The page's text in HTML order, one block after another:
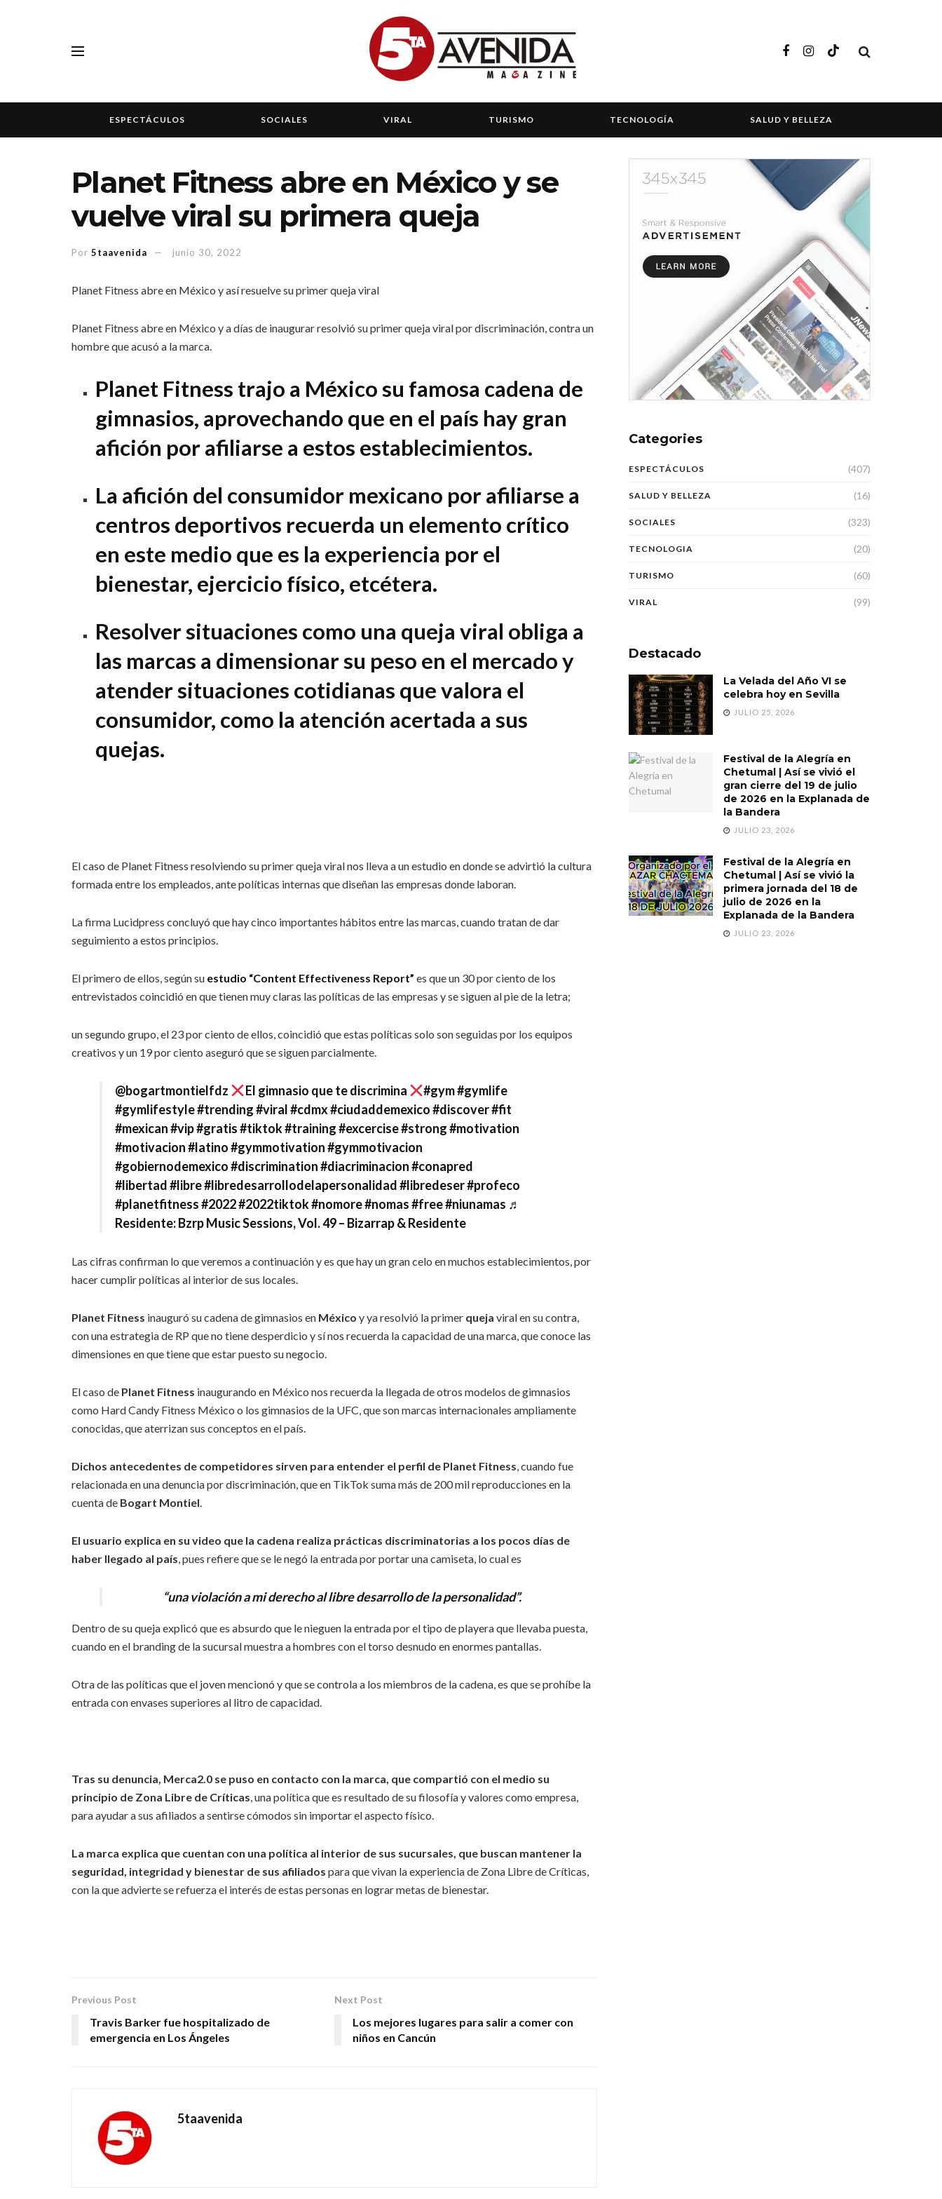
ESPECTÁCULOS SOCIALES VIRAL TURISMO TECNOLOGÍA SALUD Y BELLEZA
Planet Fitness abre en México y se
vuelve viral su primera queja
Por 5taavenida junio 30, 2022
Planet Fitness abre en México y así resuelve su primer queja viral
Planet Fitness abre en México y a días de inaugurar resolvió su primer queja viral por discriminación, contra un
hombre que acusó a la marca.
Planet Fitness trajo a México su famosa cadena de
gimnasios, aprovechando que en el país hay gran
afición por afiliarse a estos establecimientos.
La afición del consumidor mexicano por afiliarse a
centros deportivos recuerda un elemento crítico
en este medio que es la experiencia por el
bienestar, ejercicio físico, etcétera.
Resolver situaciones como una queja viral obliga a
las marcas a dimensionar su peso en el mercado y
atender situaciones cotidianas que valora el
consumidor, como la atención acertada a sus
quejas.
El caso de Planet Fitness resolviendo su primer queja viral nos lleva a un estudio en donde se advirtió la cultura
formada entre los empleados, ante políticas internas que diseñan las empresas donde laboran.
La firma Lucidpress concluyó que hay cinco importantes hábitos entre las marcas, cuando tratan de dar
seguimiento a estos principios.
El primero de ellos, según su estudio “Content Effectiveness Report” es que un 30 por ciento de los
entrevistados coincidió en que tienen muy claras las políticas de las empresas y se siguen al pie de la letra;
un segundo grupo, el 23 por ciento de ellos, coincidió que estas políticas solo son seguidas por los equipos
creativos y un 19 por ciento aseguró que se siguen parcialmente.
@bogartmontielfdz El gimnasio que te discrimina #gym#gymlife
#gymlifestyle#trending#viral#cdmx#ciudaddemexico#discover#fit
#mexican#vip#gratis#tiktok#training#excercise#strong#motivation
#motivacion#latino#gymmotivation#gymmotivacion
#gobiernodemexico#discrimination#diacriminacion#conapred
#libertad#libre#libredesarrollodelapersonalidad#libredeser#profeco
#planetfitness#2022#2022tiktok#nomore#nomas#free#niunamas ♬
Residente: Bzrp Music Sessions, Vol. 49 – Bizarrap & Residente
Las cifras confirman lo que veremos a continuación y es que hay un gran celo en muchos establecimientos, por
hacer cumplir políticas al interior de sus locales.
Planet Fitness inauguró su cadena de gimnasios en México y ya resolvió la primer queja viral en su contra,
con una estrategia de RP que no tiene desperdicio y sí nos recuerda la capacidad de una marca, que conoce las
dimensiones en que tiene que estar puesto su negocio.
El caso de Planet Fitness inaugurando en México nos recuerda la llegada de otros modelos de gimnasios
como Hard Candy Fitness México o los gimnasios de la UFC, que son marcas internacionales ampliamente
conocidas, que aterrizan sus conceptos en el país.
Dichos antecedentes de competidores sirven para entender el perfil de Planet Fitness, cuando fue
relacionada en una denuncia por discriminación, que en TikTok suma más de 200 mil reproducciones en la
cuenta de Bogart Montiel.
El usuario explica en su video que la cadena realiza prácticas discriminatorias a los pocos días de
haber llegado al país, pues refiere que se le negó la entrada por portar una camiseta, lo cual es
“una violación a mi derecho al libre desarrollo de la personalidad”.
Dentro de su queja explicó que es absurdo que le nieguen la entrada por el tipo de playera que llevaba puesta,
cuando en el branding de la sucursal muestra a hombres con el torso desnudo en enormes pantallas.
Otra de las políticas que el joven mencionó y que se controla a los miembros de la cadena, es que se prohíbe la
entrada con envases superiores al litro de capacidad.
Tras su denuncia, Merca2.0 se puso en contacto con la marca, que compartió con el medio su
principio de Zona Libre de Críticas, una política que es resultado de su filosofía y valores como empresa,
para ayudar a sus afiliados a sentirse cómodos sin importar el aspecto físico.
La marca explica que cuentan con una política al interior de sus sucursales, que buscan mantener la
seguridad, integridad y bienestar de sus afiliados para que vivan la experiencia de Zona Libre de Críticas,
con la que advierte se refuerza el interés de estas personas en lograr metas de bienestar.
Previous Post
Travis Barker fue hospitalizado de
emergencia en Los Ángeles
Next Post
Los mejores lugares para salir a comer con
niños en Cancún
5taavenida
Categories
ESPECTÁCULOS (407)
SALUD Y BELLEZA (16)
SOCIALES (323)
TECNOLOGIA (20)
TURISMO (60)
VIRAL (99)
Destacado
La Velada del Año VI se
celebra hoy en Sevilla
JULIO 25, 2026
Festival de la Alegría en
Chetumal | Así se vivió el
gran cierre del 19 de julio
de 2026 en la Explanada de
la Bandera
JULIO 23, 2026
Festival de la Alegría en
Chetumal | Así se vivió la
primera jornada del 18 de
julio de 2026 en la
Explanada de la Bandera
JULIO 23, 2026